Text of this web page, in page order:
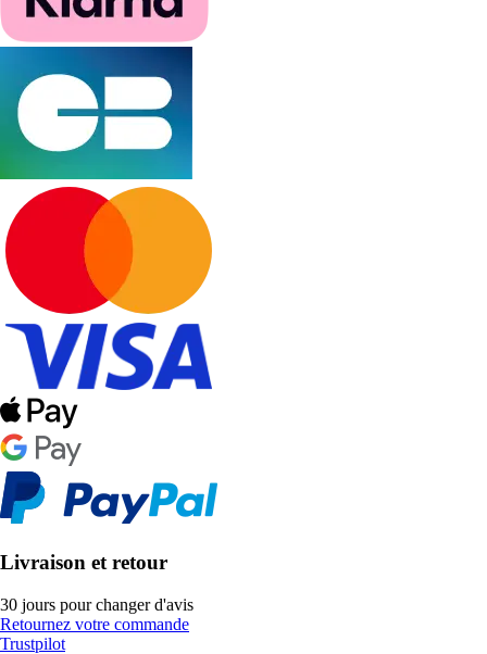
Livraison et retour
30 jours pour changer d'avis
Retournez votre commande
Trustpilot